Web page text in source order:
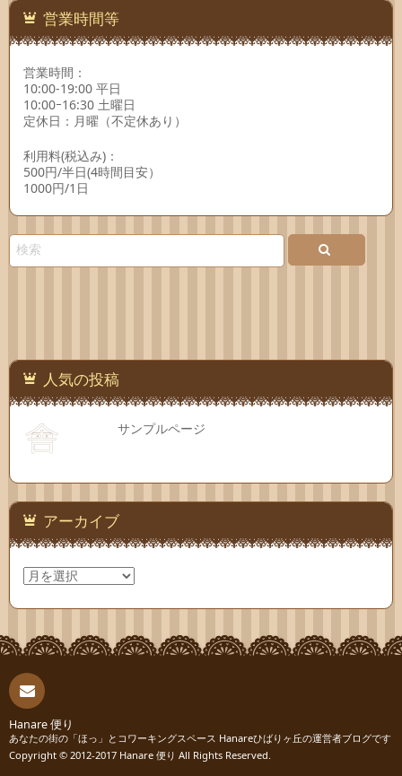
先 営業時間等
営業時間：
10:00-19:00 平日
10:00ｰ16:30 土曜日
定休日：月曜（不定休あり）
利用料(税込み)：
500円/半日(4時間目安）
1000円/1日
人気の投稿
サンプルページ
アーカイブ
ア
ー
カ
ブ
連絡
先
Hanare 便り
あなたの街の「ほっ」とコワーキングスペース Hanareひばりヶ丘の運営者ブログです
Copyright © 2012-2017 Hanare 便り All Rights Reserved.